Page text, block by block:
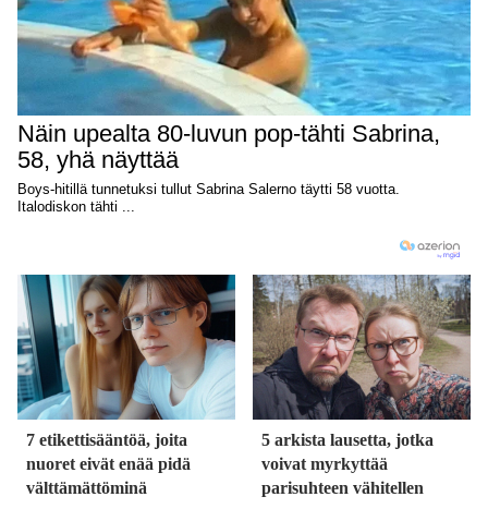
7 etikettisääntöä, joita
nuoret eivät enää pidä
välttämättöminä
5 arkista lausetta, jotka
voivat myrkyttää
parisuhteen vähitellen